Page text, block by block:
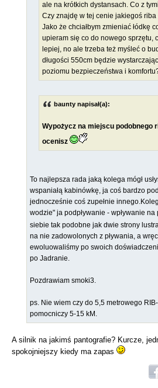
ale na krótkich dystansach. Co z
Czy znajdę w tej cenie jakiegoś
Jako że chciałbym zmieniać łódkę
upieram się co do nowego sprzętu,
lepiej, no ale trzeba też myśleć o
długości 550cm będzie
poziomu bezpieczeństwa i
baunty napisał(a):
Wypożycz na miejscu podobnego
ocenisz
To najlepsza rada jaką kolega mógł
wspaniałą kabinówkę, ja coś bardzo
jednocześnie coś zupełnie
wodzie" ja podpływanie - wpływanie na
siebie tak podobne jak dwie strony
na nie zadowolonych z pływania, a
ewoluowaliśmy po swoich
po Jadranie.
Pozdrawiam smoki3.
ps. Nie wiem czy do 5,5 metrowego
pomocniczy 5-15 kM.
A silnik na jakimś pantografie? Kurcze,
spokojniejszy kiedy ma zapas